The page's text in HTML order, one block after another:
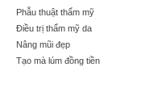
Phẫu thuật thẩm mỹ
Điều trị thẩm mỹ da
Nâng mũi đẹp
Tạo mà lúm đồng tiền